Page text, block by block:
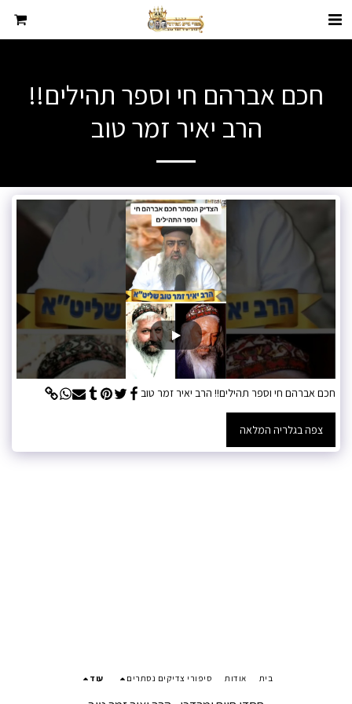
חכם אברהם חי וספר תהילים!!
הרב יאיר זמר טוב
חכם אברהם חי וספר תהילים!! הרב יאיר זמר טוב
צפה בגלריה המלאה
בית אודות סיפורי צדיקים נסתרים עוד